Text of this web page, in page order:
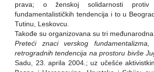
prava; o ženskoj solidarnosti protiv
fundamentalističkih tendencija i to u
Tutinu, Leskovcu.
Takođe su organizovana su tri
Preteći znaci verskog fundamentalizma,
retrogradnih tendencija na prostoru bivše
Sadu, 23. aprila 2004.; uz učešće